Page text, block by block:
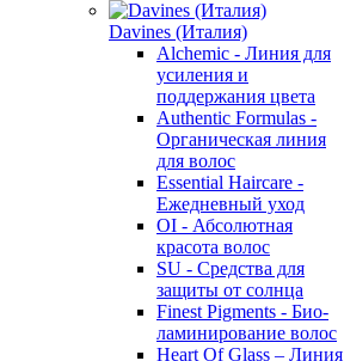
Davines (Италия)
Alchemic - Линия для
усиления и
поддержания цвета
Authentic Formulas -
Органическая линия
для волос
Essential Haircare -
Eжедневный уход
OI - Абсолютная
красота волос
SU - Средства для
защиты от солнца
Finest Pigments - Био-
ламинирование волос
Heart Of Glass – Линия